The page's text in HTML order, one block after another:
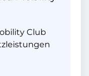
Club